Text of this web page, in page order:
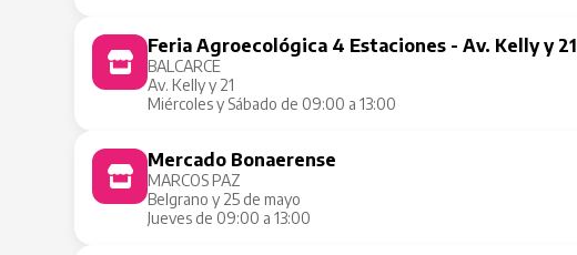
Feria Agroecológica 4 Estaciones - Av. Kelly y 21
BALCARCE
Av. Kelly y 21
Miércoles y Sábado de 09:00 a 13:00
Mercado Bonaerense
MARCOS PAZ
Belgrano y 25 de mayo
Jueves de 09:00 a 13:00